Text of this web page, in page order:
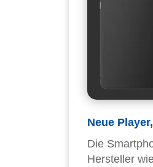
Neue
Die
Hersteller